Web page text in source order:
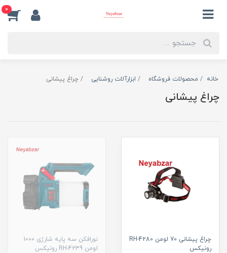
0
خانه محصولات فروشگاه ابزارآلات روشنایی چراغ پیشانی
چراغ پیشانی
چراغ پیشانی 70 لومن RH-4280
رونیکس
نورافکن سه پایه شارژی 1000
لومن RH-4239 رونیکس